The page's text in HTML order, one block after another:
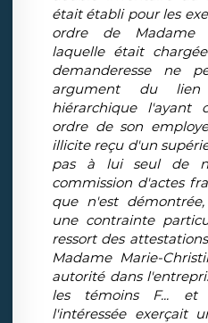
était établi pour les
ordre de Madame
laquelle était
demanderesse ne
argument du lien
hiérarchique l'ayant
ordre de son
illicite reçu d'un
pas à lui seul de
commission d'actes
que n'est
une contrainte
ressort des attestations
Madame Marie-
autorité dans
les témoins F... et
l'intéressée exerçait